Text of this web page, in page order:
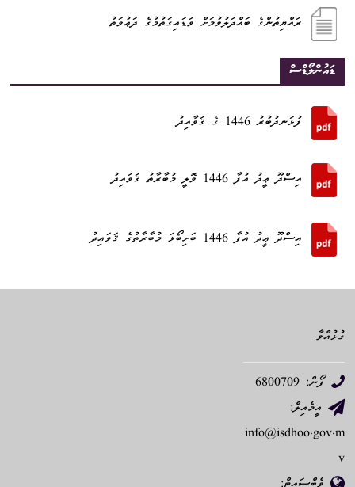
ރައްޔިތުންގެ ބައްދަލުވުމަށް ވަޑައިގަތުމުގެ ދަޢުވަތު
ޑައުންލޯޑްސް
ފުޅަނދުބުރު 1446 ގެ ޤަވާއިދު
އިސްދޫ ޢީދު އުފާ 1446 ވޮލީ މުބާރާތު ޤަވައިދު
އިސްދޫ ޢީދު އުފާ 1446 ބަށިބޯޅަ މުބާރާތުގެ ޤަވައިދު
ގުޅުއްވާ
ފޯން: 6800709
އީމެއިލް:
info@isdhoo.gov.m
v